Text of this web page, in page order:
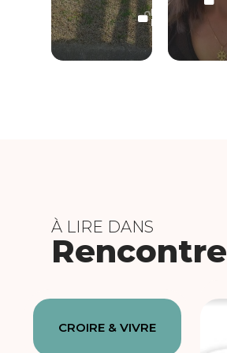
LECTURE
LIBRE
À LIRE DANS
Rencontre
CROIRE & VIVRE